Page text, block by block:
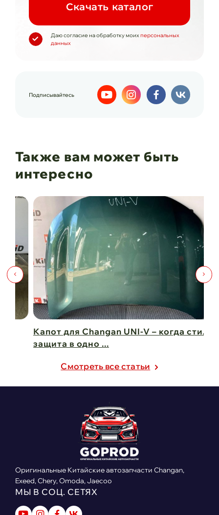
Cкачать каталог
Даю согласие на обработку моих персональных
данных
Подписывайтесь
Также вам может быть
интересно
Капот для Changan UNI-V – когда стиль и
защита в одно ...
Cмотреть все статьи
Оригинальные Китайские автозапчасти Changan,
Exeed, Chery, Omoda, Jaecoo
МЫ В СОЦ. СЕТЯХ